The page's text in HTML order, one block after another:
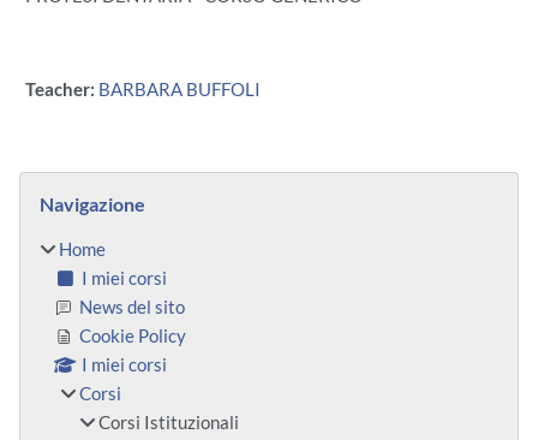
Teacher: BARBARA BUFFOLI
Blocchi
Navigazione
Home
I miei corsi
News del sito
Cookie Policy
I miei corsi
Corsi
Corsi Istituzionali